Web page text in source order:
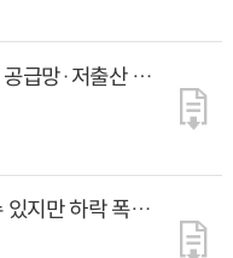
급망·저출산 등
있지만 하락 폭은